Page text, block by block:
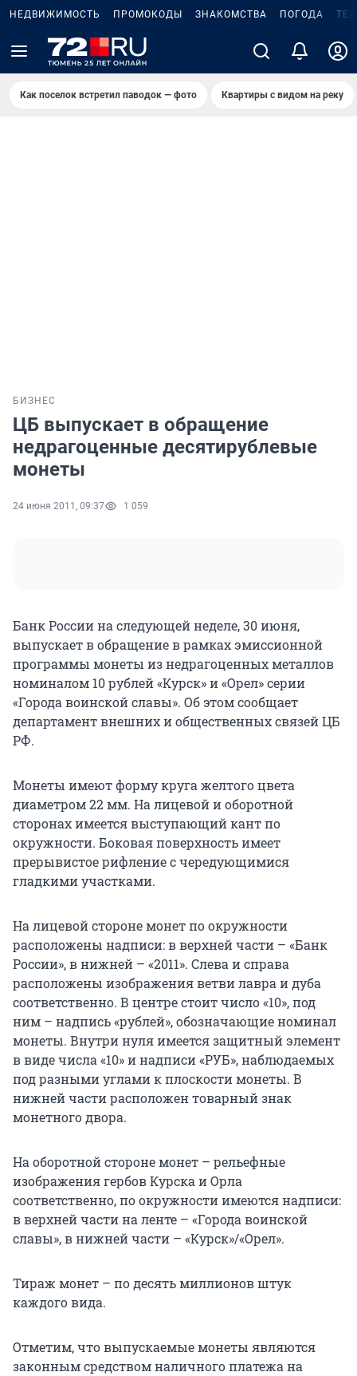
НЕДВИЖИМОСТЬ ПРОМОКОДЫ ЗНАКОМСТВА ПОГОДА
Как поселок встретил паводок — фото Квартиры с видом на реку
БИЗНЕС
ЦБ выпускает в обращение
недрагоценные десятирублевые
монеты
24 июня 2011, 09:37 1 059
Банк России на следующей неделе, 30 июня,
выпускает в обращение в рамках эмиссионной
программы монеты из недрагоценных металлов
номиналом 10 рублей «Курск» и «Орел» серии
«Города воинской славы». Об этом сообщает
департамент внешних и общественных связей ЦБ
РФ.
Монеты имеют форму круга желтого цвета
диаметром 22 мм. На лицевой и оборотной
сторонах имеется выступающий кант по
окружности. Боковая поверхность имеет
прерывистое рифление с чередующимися
гладкими участками.
На лицевой стороне монет по окружности
расположены надписи: в верхней части – «Банк
России», в нижней – «2011». Слева и справа
расположены изображения ветви лавра и дуба
соответственно. В центре стоит число «10», под
ним – надпись «рублей», обозначающие номинал
монеты. Внутри нуля имеется защитный элемент
в виде числа «10» и надписи «РУБ», наблюдаемых
под разными углами к плоскости монеты. В
нижней части расположен товарный знак
монетного двора.
На оборотной стороне монет – рельефные
изображения гербов Курска и Орла
соответственно, по окружности имеются надписи:
в верхней части на ленте – «Города воинской
славы», в нижней части – «Курск»/«Орел».
Тираж монет – по десять миллионов штук
каждого вида.
Отметим, что выпускаемые монеты являются
законным средством наличного платежа на